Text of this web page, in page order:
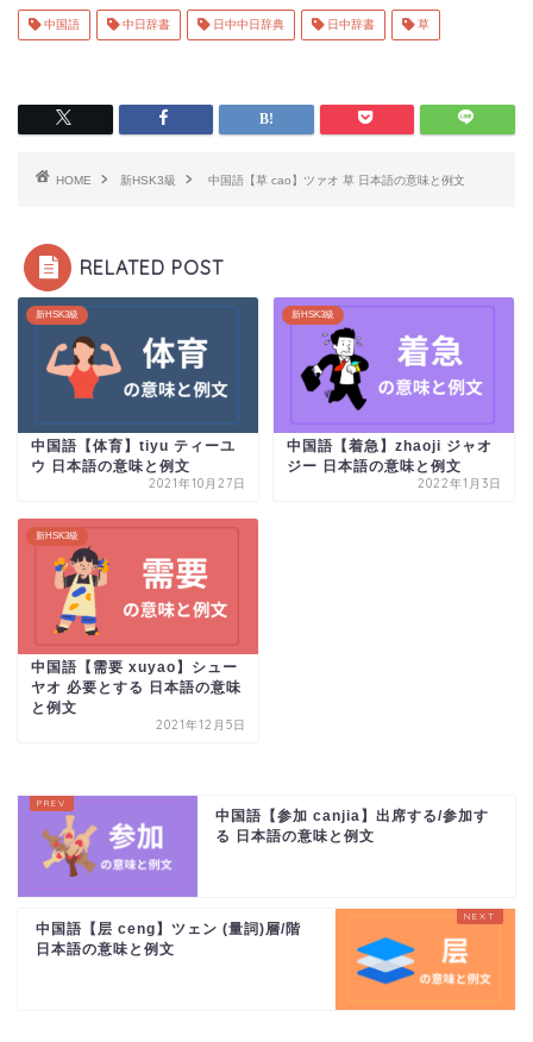
中国語 中日辞書 日中中日辞典 日中辞書 草
HOME 新HSK3級 中国語【草 cao】ツァオ 草 日本語の意味と例文
RELATED POST
新HSK3級
中国語【体育】tiyu ティーユ
ウ 日本語の意味と例文
2021年10月27日
新HSK3級
中国語【着急】zhaoji ジャオ
ジー 日本語の意味と例文
2022年1月3日
新HSK3級
中国語【需要 xuyao】シュー
ヤオ 必要とする 日本語の意味
と例文
2021年12月5日
中国語【参加 canjia】出席する/参加す
る 日本語の意味と例文
中国語【层 ceng】ツェン (量詞)層/階
日本語の意味と例文